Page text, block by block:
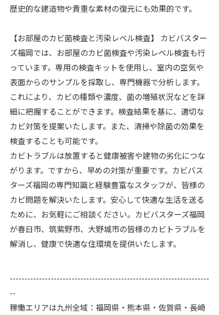
歴史的な建造物や貴重な素材の復元にも効果的です。
【お部屋のカビ菌検査と汚染レベル検査】 カビバスター
ズ福岡では、お部屋のカビ菌検査や汚染レベル検査も行
っています。専用の検査キットを使用し、室内の空気や
表面からのサンプルを採取し、専門機器で分析します。
これにより、カビの種類や濃度、菌の増殖状況などを詳
細に把握することができます。検査結果を基に、適切な
カビ対策を提案いたします。また、清掃や除菌の効果を
検査することも可能です。
カビトラブルは放置すると健康被害や建物の劣化につな
がります。ですから、早めの対策が重要です。カビバス
ターズ福岡の専門知識と経験豊富なスタッフが、皆様の
カビ問題を解決いたします。安心して快適な生活を送る
ために、お気軽にご相談ください。カビバスターズ福岡
が春日市、筑紫野市、大野城市の皆様のカビトラブルを
解消し、健康で快適な住環境を提供いたします。
--------------------------------------------------------------------
--
稼働エリアは九州全域：福岡県・熊本県・佐賀県・長崎